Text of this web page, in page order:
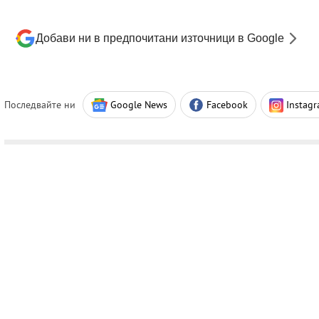
Добави ни в предпочитани източници в Google
Последвайте ни Google News Facebook